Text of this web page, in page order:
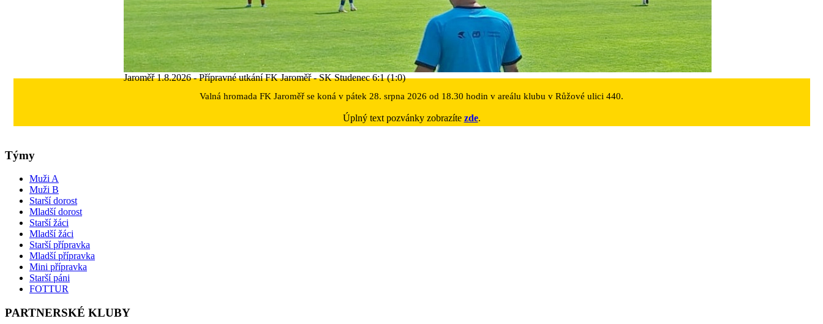
Jaroměř 1.8.2026 - Přípravné utkání FK Jaroměř - SK Studenec 6:1 (1:0)
Valná hromada FK Jaroměř se koná v pátek 28. srpna 2026 od 18.30 hodin v areálu klubu v Růžové ulici 440.
Úplný text pozvánky zobrazíte zde.
Týmy
Muži A
Muži B
Starší dorost
Mladší dorost
Starší žáci
Mladší žáci
Starší přípravka
Mladší přípravka
Mini přípravka
Starší páni
FOTTUR
PARTNERSKÉ KLUBY